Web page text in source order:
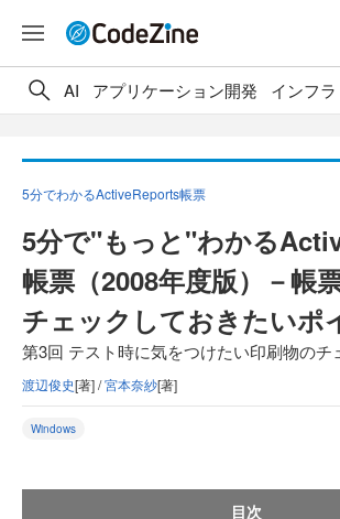
AI アプリケーション開発 インフラ
5分でわかるActiveReports帳票
5分で"もっと"わかる
帳票（2008年度版）－帳
チェックしておきたいポ
第3回 テスト時に気をつけたい印刷物のチ
渡辺俊史[著] /宮本奈紗[著]
Windows
目次